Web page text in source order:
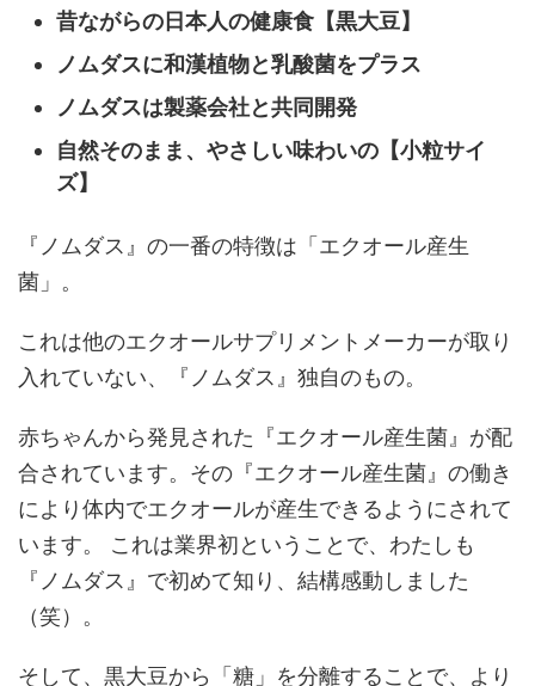
昔ながらの日本人の健康食【黒大豆】
ノムダスに和漢植物と乳酸菌をプラス
ノムダスは製薬会社と共同開発
自然そのまま、やさしい味わいの【小粒サイ
ズ】
『ノムダス』の一番の特徴は「エクオール産生
菌」。
これは他のエクオールサプリメントメーカーが取り
入れていない、『ノムダス』独自のもの。
赤ちゃんから発見された『エクオール産生菌』が配
合されています。その『エクオール産生菌』の働き
により体内でエクオールが産生できるようにされて
います。 これは業界初ということで、わたしも
『ノムダス』で初めて知り、結構感動しました
（笑）。
そして、黒大豆から「糖」を分離することで、より